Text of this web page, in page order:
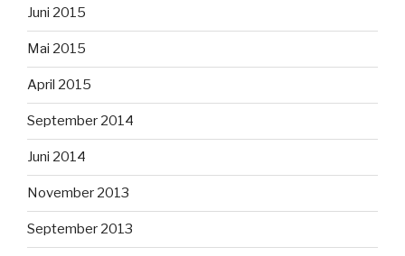
Juni 2015
Mai 2015
April 2015
September 2014
Juni 2014
November 2013
September 2013